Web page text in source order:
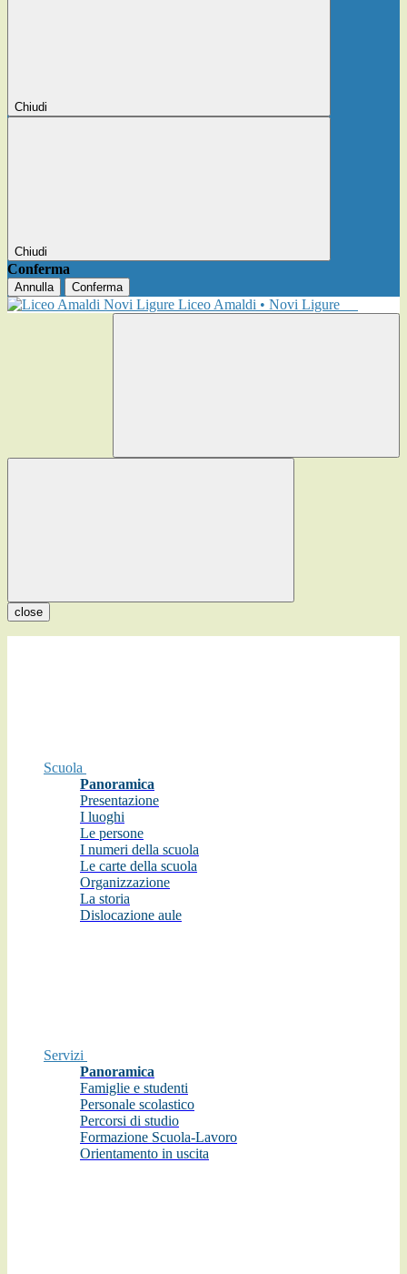
Chiudi
Chiudi
Conferma
Annulla Conferma
Liceo Amaldi • Novi Ligure
close
Scuola
Panoramica
Presentazione
I luoghi
Le persone
I numeri della scuola
Le carte della scuola
Organizzazione
La storia
Dislocazione aule
Servizi
Panoramica
Famiglie e studenti
Personale scolastico
Percorsi di studio
Formazione Scuola-Lavoro
Orientamento in uscita